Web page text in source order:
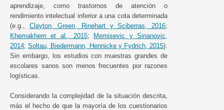
aprendizaje, como trastornos de atención o
rendimiento intelectual inferior a una cota determinada
(e.g., Clayton, Green, Rinehart y Sciberras, 2016;
Khemakhem et al., 2015; Memisevic y Sinanovic,
2014;Soltau, Biedermann, Hennicke y Fydrich, 2015).
Sin embargo, los estudios con muestras grandes de
escolares sanos son menos frecuentes por razones
logísticas.
Considerando la complejidad de la situación descrita,
más el hecho de que la mayoría de los cuestionarios